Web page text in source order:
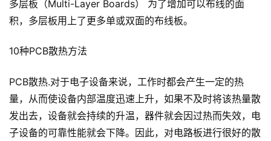
多层板（Multi-Layer Boards） 为了增加可以布线的面
积，多层板用上了更多单或双面的布线板。
10种PCB散热方法
PCB散热.对于电子设备来说，工作时都会产生一定的热
量，从而使设备内部温度迅速上升，如果不及时将该热量散
发出去，设备就会持续的升温，器件就会因过热而失效，电
子设备的可靠性能就会下降。因此，对电路板进行很好的散